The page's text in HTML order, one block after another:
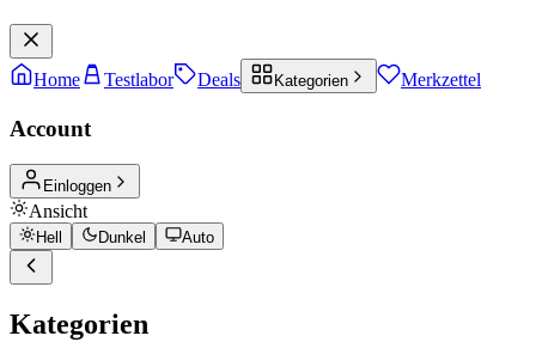
Home Testlabor Deals Kategorien Merkzettel
Account
Einloggen
Ansicht
Hell Dunkel Auto
Kategorien